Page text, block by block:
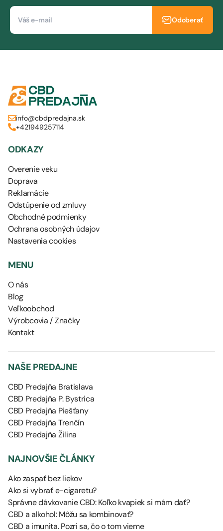
Odoberať
info@cbdpredajna.sk
+421949257114
ODKAZY
Overenie veku
Doprava
Reklamácie
Odstúpenie od zmluvy
Obchodné podmienky
Ochrana osobných údajov
Nastavenia cookies
MENU
O nás
Blog
Veľkoobchod
Výrobcovia / Značky
Kontakt
NAŠE PREDAJNE
CBD Predajňa Bratislava
CBD Predajňa P. Bystrica
CBD Predajňa Piešťany
CBD Predajňa Trenčín
CBD Predajňa Žilina
NAJNOVŠIE ČLÁNKY
Ako zaspať bez liekov
Ako si vybrať e-cigaretu?
Správne dávkovanie CBD: Koľko kvapiek si mám dať?
CBD a alkohol: Môžu sa kombinovať?
CBD a imunita. Pozri sa, čo o tom vieme